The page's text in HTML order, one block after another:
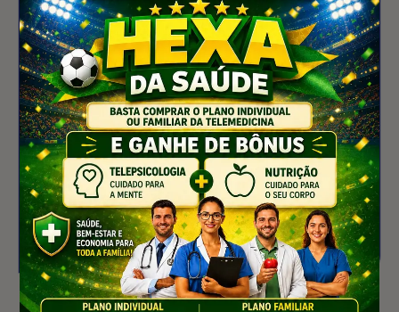
Tranquilidade Familiar
Atendimento médico e psicológico de onde
estiver, com poucos cliques e suporte real e
humanizado.
Saúde Integral
Cuidados físicos e mentais em uma única
solução acessível para todos os brasileiros.